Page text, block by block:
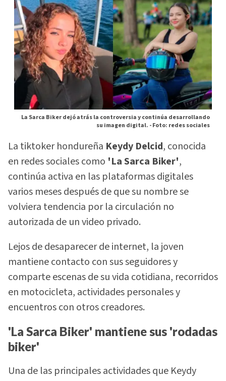
La Sarca Biker dejó atrás la controversia y continúa desarrollando
su imagen digital. -Foto: redes sociales
La tiktoker hondureña Keydy Delcid, conocida
en redes sociales como 'La Sarca Biker',
continúa activa en las plataformas digitales
varios meses después de que su nombre se
volviera tendencia por la circulación no
autorizada de un video privado.
Lejos de desaparecer de internet, la joven
mantiene contacto con sus seguidores y
comparte escenas de su vida cotidiana, recorridos
en motocicleta, actividades personales y
encuentros con otros creadores.
'La Sarca Biker' mantiene sus 'rodadas
biker'
Una de las principales actividades que Keydy